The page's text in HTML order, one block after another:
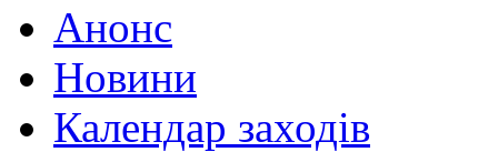
Анонс
Новини
Календар заходів